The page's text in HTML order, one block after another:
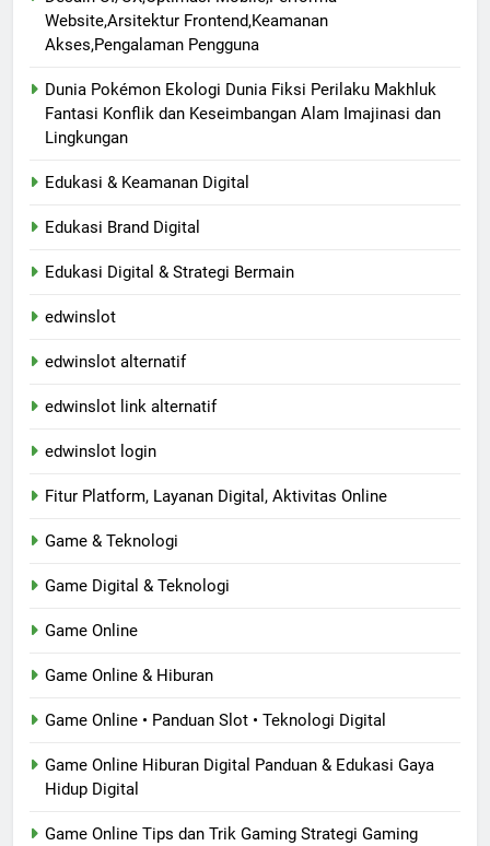
Website,Arsitektur Frontend,Keamanan
Akses,Pengalaman Pengguna
Dunia Pokémon Ekologi Dunia Fiksi Perilaku Makhluk
Fantasi Konflik dan Keseimbangan Alam Imajinasi dan
Lingkungan
Edukasi & Keamanan Digital
Edukasi Brand Digital
Edukasi Digital & Strategi Bermain
edwinslot
edwinslot alternatif
edwinslot link alternatif
edwinslot login
Fitur Platform, Layanan Digital, Aktivitas Online
Game & Teknologi
Game Digital & Teknologi
Game Online
Game Online & Hiburan
Game Online • Panduan Slot • Teknologi Digital
Game Online Hiburan Digital Panduan & Edukasi Gaya
Hidup Digital
Game Online Tips dan Trik Gaming Strategi Gaming